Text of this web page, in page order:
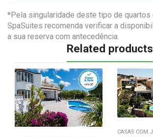
*Pela singularidade deste tipo de quartos
SpaSuites recomenda verificar a
a sua reserva com antecedência.
Related products
CASAS COM